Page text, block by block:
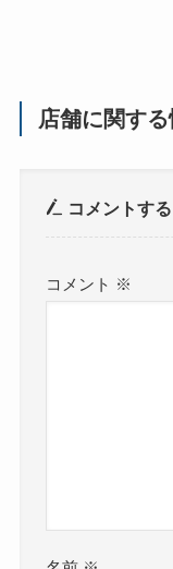
店舗に関す
コメントする
コメント ※